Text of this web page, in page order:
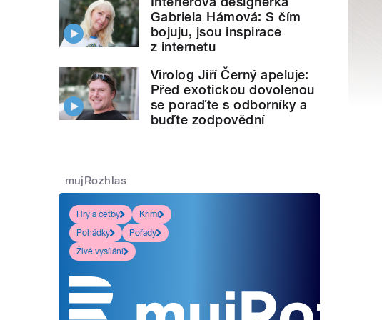
Gabriela Hámová: S čím
bojuju, jsou inspirace
z internetu
Virolog Jiří Černý apeluje:
Před exotickou dovolenou
se poraďte s odborníky a
buďte zodpovědní
mujRozhlas
Hry a četby
Krimi
Pohádky
Pořady
Živé vysílání